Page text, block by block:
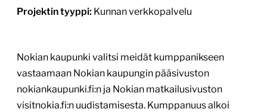
Projektin tyyppi: Kunnan verkkopalvelu
Nokian kaupunki valitsi meidät kumppanikseen
vastaamaan Nokian kaupungin pääsivuston
nokiankaupunki.fi:n ja Nokian matkailusivuston
visitnokia.fi:n uudistamisesta. Kumppanuus alkoi